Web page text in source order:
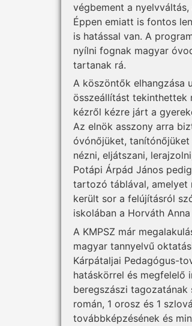
végbement a
Éppen emiatt is fontos
is hatással van. A
nyílni fognak magyar
tartanak rá.
A köszöntők elhangzása
összeállítást tekinthettek
kézről kézre járt a
Az elnök asszony arra
óvónőjüket,
nézni, eljátszani,
Potápi Árpád János
tartozó táblával, amelyet
került sor a felújításról
iskolában a Horváth
A KMPSZ már
magyar tannyelvű
Kárpátaljai Pedagógus-
hatáskörrel és megfelelő
beregszászi
román, 1 orosz és 1
továbbképzésének és